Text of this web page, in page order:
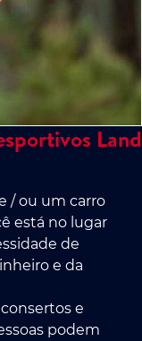
Land
/ ou um carro
está no lugar
de
e da
e
podem